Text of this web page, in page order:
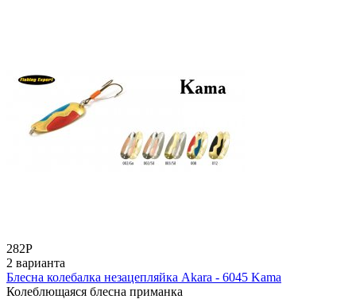
282Р
2 варианта
Блесна колебалка незацепляйка Akara - 6045 Kama
Колеблющаяся блесна приманка